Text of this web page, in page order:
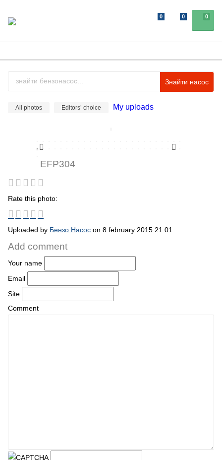
0
0 0
Знайти насос
All photos Editors’ choice My uploads
EFP304
Rate this photo:
Uploaded by Бензо Насос on 8 february 2015 21:01
Add comment
Your name
Email
Site
Comment